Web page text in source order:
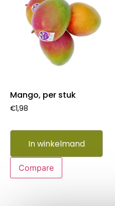
Mango, per stuk
€1,98
In winkelmand
Compare